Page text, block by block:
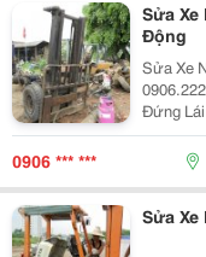
Sửa Xe
Động
Sửa Xe
0906.222.535 A
Đứng Lái
Hàng,
Nâng
0906 *** ***
Sửa